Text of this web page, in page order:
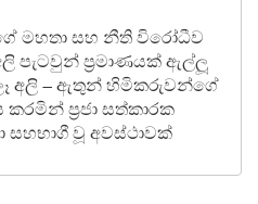
මහතා සහ නීති විරෝධීව
පැටවුන් ප‍්‍රමාණයක් ඇල්ලූ
අලි – ඇතුන් හිමිකරුවන්ගේ
ප‍්‍රජා සත්කාරක
සහභාගී වූ අවස්ථාවක්